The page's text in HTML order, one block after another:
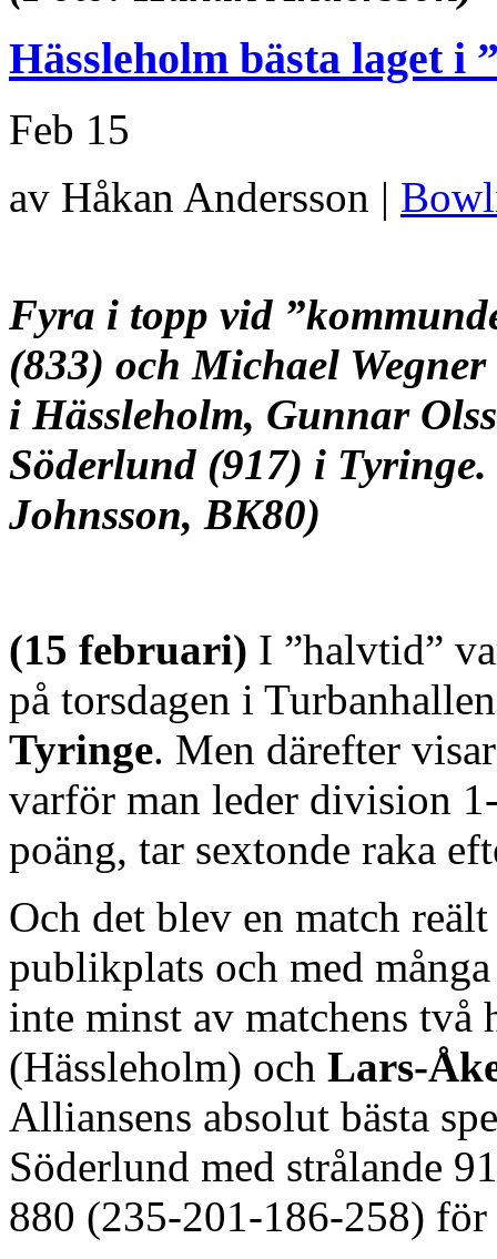
Hässleholm bästa laget i
Feb 15
av Håkan Andersson |
Fyra i topp vid
(833) och Michael
i Hässleholm, Gunnar
Söderlund (917) i
Johnsson, BK80)
(15 februari) I ”halvtid”
på torsdagen i
Tyringe. Men därefter
varför man leder division
poäng, tar sextonde raka
Och det blev en match
publikplats och med
inte minst av matchens två
(Hässleholm) och Lars-
Alliansens absolut bästa
Söderlund med strålande
880 (235-201-186-258) för